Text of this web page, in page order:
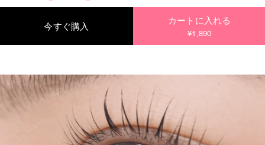
今すぐ購入
カートに入れる
¥1,890